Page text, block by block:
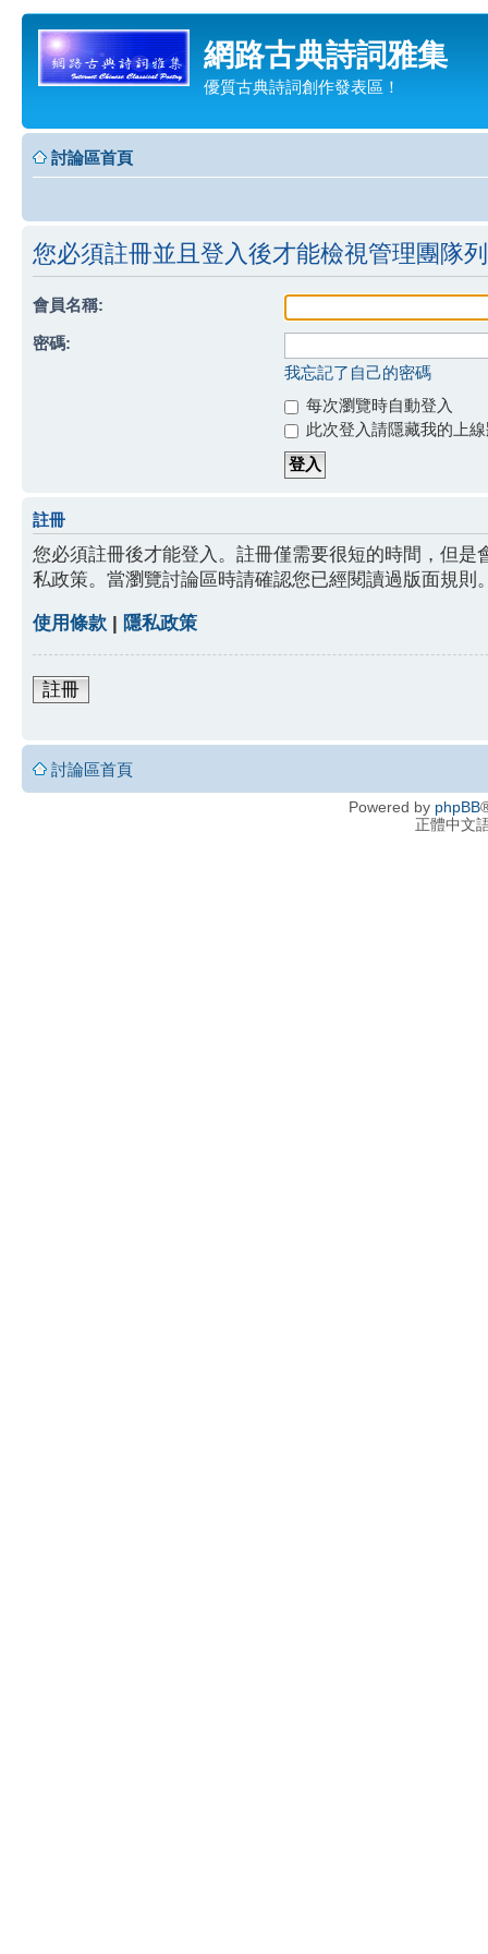
網路古典詩詞雅集
優質古典詩詞創作發表區！
討論區首頁
您必須註冊並且登入後才能檢視管理團隊
會員名稱:
密碼:
我忘記了自己的密碼
每次瀏覽時自動登入
此次登入請隱藏我的上
註冊
您必須註冊後才能登入。註冊僅需要很短的時間，但
私政策。當瀏覽討論區時請確認您已經閱讀過版面規則
使用條款 | 隱私政策
註冊
討論區首頁
Powered by phpBB
正體中文